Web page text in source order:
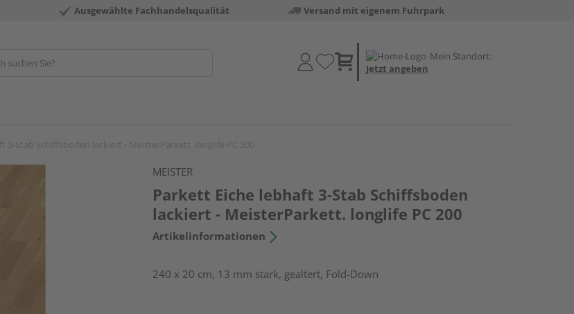
Ausgewählte Fachhandelsqualität Versand mit eigenem Fuhrpark
Mein Standort:
Jetzt angeben
MEISTER
Parkett Eiche lebhaft 3-Stab Schiffsboden
lackiert - MeisterParkett. longlife PC 200
Artikelinformationen
240 x 20 cm, 13 mm stark, gealtert, Fold-Down